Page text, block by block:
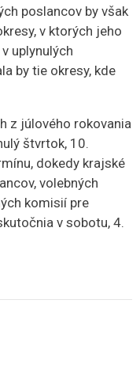
poslancov by však
v ktorých jeho
uplynulých
by tie okresy, kde
z júlového rokovania
štvrtok, 10.
dokedy krajské
volebných
komisií pre
v sobotu, 4.